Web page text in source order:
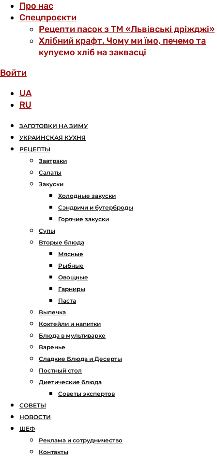
Про нас
Спецпроєкти
Рецепти пасок з ТМ «Львівські дріжджі»
Хлібний крафт. Чому ми їмо, печемо та
купуємо хліб на заквасці
Войти
UA
RU
ЗАГОТОВКИ НА ЗИМУ
УКРАИНСКАЯ КУХНЯ
РЕЦЕПТЫ
Завтраки
Салаты
Закуски
Холодные закуски
Сэндвичи и бутерброды
Горячие закуски
Супы
Вторые блюда
Мясные
Рыбные
Овощные
Гарниры
Паста
Выпечка
Коктейли и напитки
Блюда в мультиварке
Варенье
Сладкие Блюда и Десерты
Постный стол
Диетические блюда
Советы экспертов
СОВЕТЫ
НОВОСТИ
ШЕФ
Реклама и сотрудничество
Контакты